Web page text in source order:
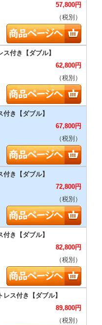
57,800円
（税別）
62,800円
（税別）
67,800円
（税別）
72,800円
（税別）
82,800円
（税別）
89,800円
（税別）